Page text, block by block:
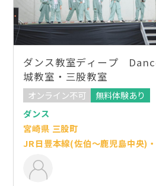
ダンス教室ディープ
城教室・三股教室
オンライン不可
無料体験あり
ダンス
宮崎県 三股町
JR日豊本線(佐伯～鹿児島中央)